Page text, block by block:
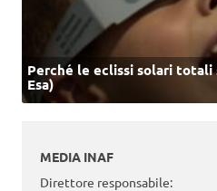
Perché le eclissi solari totali
Esa)
MEDIA INAF
Direttore responsabile: